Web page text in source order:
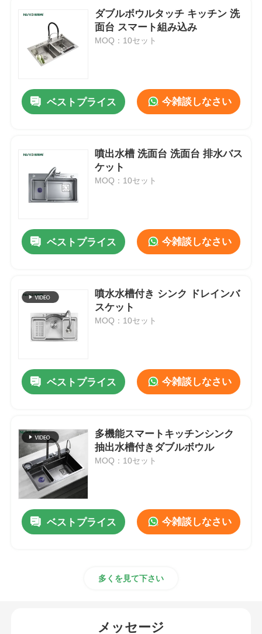
ダブルボウルタッチ キッチン 洗
面台 スマート組み込み
MOQ：10セット
ベストプライス 今雑談しなさい
噴出水槽 洗面台 洗面台 排水バス
ケット
MOQ：10セット
ベストプライス 今雑談しなさい
噴水水槽付き シンク ドレインバ
スケット
MOQ：10セット
ベストプライス 今雑談しなさい
多機能スマートキッチンシンク
抽出水槽付きダブルボウル
MOQ：10セット
ベストプライス 今雑談しなさい
多くを見て下さい
メッセージ